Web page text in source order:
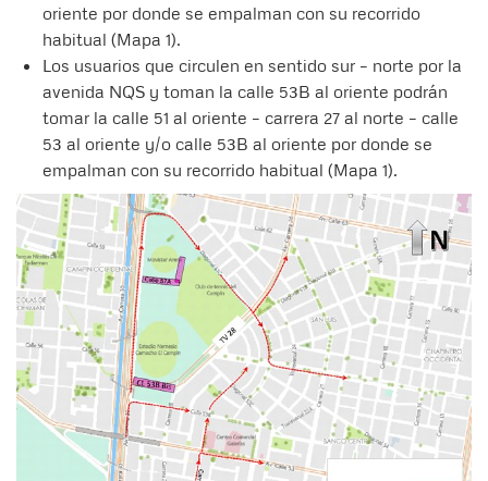
oriente por donde se empalman con su recorrido
habitual (Mapa 1).
Los usuarios que circulen en sentido sur – norte por la
avenida NQS y toman la calle 53B al oriente podrán
tomar la calle 51 al oriente – carrera 27 al norte – calle
53 al oriente y/o calle 53B al oriente por donde se
empalman con su recorrido habitual (Mapa 1).